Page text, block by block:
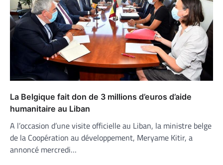
La Belgique fait don de 3 millions d’euros d’aide
humanitaire au Liban
A l’occasion d’une visite officielle au Liban, la ministre belge
de la Coopération au développement, Meryame Kitir, a
annoncé mercredi…